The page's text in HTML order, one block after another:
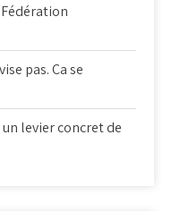
pas. Ca se
levier concret de